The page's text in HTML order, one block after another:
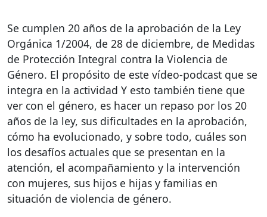
Se cumplen 20 años de la aprobación de la Ley
Orgánica 1/2004, de 28 de diciembre, de Medidas
de Protección Integral contra la Violencia de
Género. El propósito de este vídeo-podcast que se
integra en la actividad Y esto también tiene que
ver con el género, es hacer un repaso por los 20
años de la ley, sus dificultades en la aprobación,
cómo ha evolucionado, y sobre todo, cuáles son
los desafíos actuales que se presentan en la
atención, el acompañamiento y la intervención
con mujeres, sus hijos e hijas y familias en
situación de violencia de género.